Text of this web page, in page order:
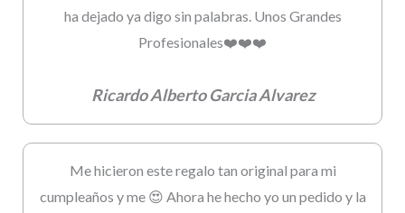
ha dejado ya digo sin palabras. Unos Grandes
Profesionales❤️❤️❤️
Ricardo Alberto Garcia Alvarez
Me hicieron este regalo tan original para mi
cumpleaños y me 😍 Ahora he hecho yo un pedido y la